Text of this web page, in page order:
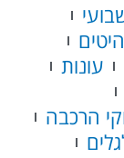
עונות
הרכבה